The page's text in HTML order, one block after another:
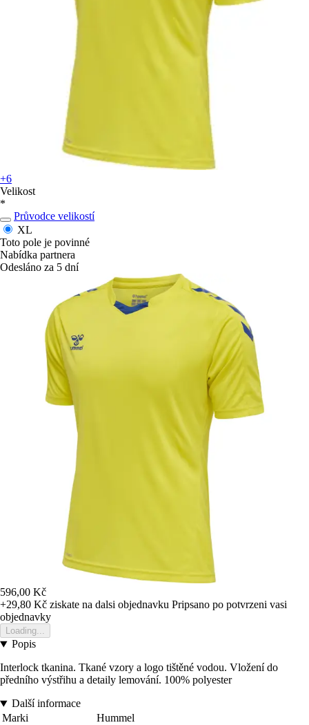
+6
Velikost
*
Průvodce velikostí
XL
Toto pole je povinné
Nabídka partnera
Odesláno za 5 dní
596,00 Kč
+29,80 Kč ziskate na dalsi objednavku Pripsano po potvrzeni vasi
objednavky
Loading...
Popis
Interlock tkanina. Tkané vzory a logo tištěné vodou. Vložení do
předního výstřihu a detaily lemování. 100% polyester
Další informace
Marki
Hummel